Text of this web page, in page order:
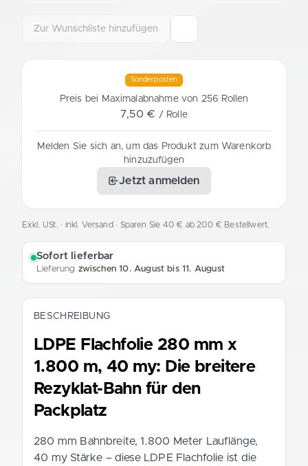
Zur Wunschliste hinzufügen
Sonderposten
Preis bei Maximalabnahme von 256 Rollen
7,50 € / Rolle
Melden Sie sich an, um das Produkt zum Warenkorb
hinzuzufügen
Jetzt anmelden
Exkl. USt. · inkl. Versand · Sparen Sie 40 € ab 200 € Bestellwert.
Sofort lieferbar
Lieferung zwischen 10. August bis 11. August
BESCHREIBUNG
LDPE Flachfolie 280 mm x
1.800 m, 40 my: Die breitere
Rezyklat-Bahn für den
Packplatz
280 mm Bahnbreite, 1.800 Meter Lauflänge,
40 my Stärke – diese LDPE Flachfolie ist die